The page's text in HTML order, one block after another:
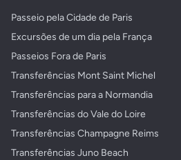
Passeio pela Cidade de Paris
Excursões de um dia pela França
Passeios Fora de Paris
Transferências Mont Saint Michel
Transferências para a Normandia
Transferências do Vale do Loire
Transferências Champagne Reims
Transferências Juno Beach